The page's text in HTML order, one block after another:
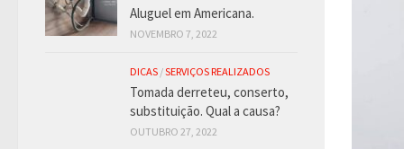
Aluguel em Americana.
NOVEMBRO 7, 2022
DICAS /SERVIÇOS REALIZADOS
Tomada derreteu, conserto,
substituição. Qual a causa?
OUTUBRO 27, 2022